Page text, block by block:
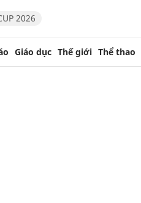
2026
Giáo dục Thế giới Thể thao